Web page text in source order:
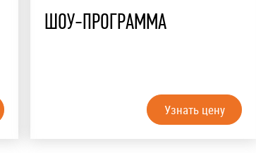
ШОУ-ПРОГРАММА
Узнать цену